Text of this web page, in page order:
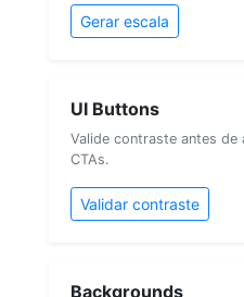
Gerar escala
UI Buttons
Valide contraste antes
CTAs.
Validar contraste
Backgrounds